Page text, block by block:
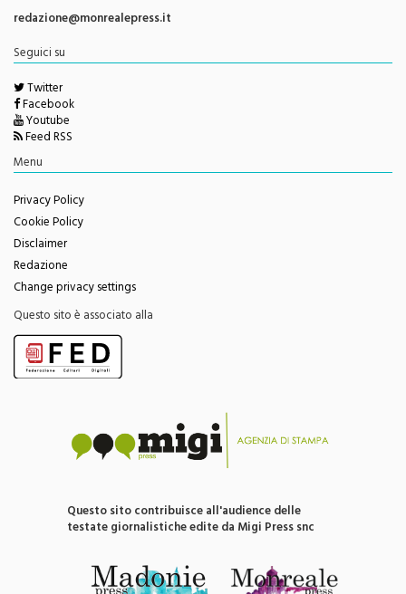
Contatti e info
redazione@monrealepress.it
Seguici su
Twitter
Facebook
Youtube
Feed RSS
Privacy Policy
Cookie Policy
Disclaimer
Redazione
Change privacy settings
Questo sito è associato alla
Questo sito contribuisce all'audience delle